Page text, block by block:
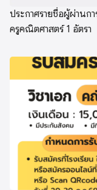
ประกาศรายชื่อผู้ผ่านก
ครูคณิตศาสตร์ 1 อัตรา